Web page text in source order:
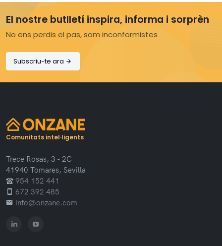
El nostre butlletí inspira, informa i sorprèn
No ens perdis el pas, som inconformistes
Subscriu-te ara
Comunitats intel·ligents
Trece Rosas, 3 - 2C
41940 Tomares, Sevilla
954 152 441
672 392 485
info@onzane.com